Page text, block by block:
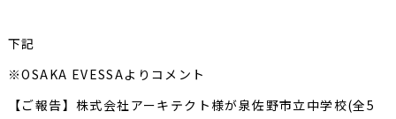
下記
※OSAKA EVESSAよりコメント
【ご報告】株式会社アーキテクト様が泉佐野市立中学校(全5